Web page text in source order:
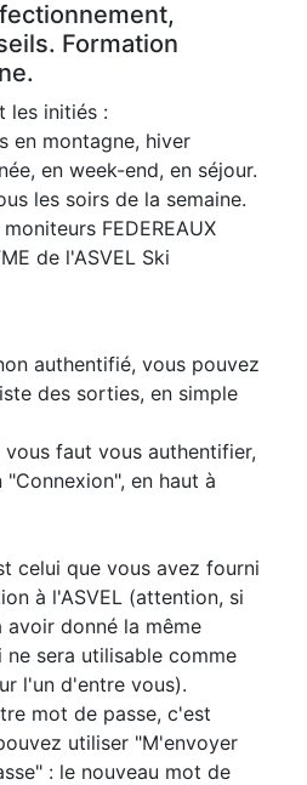
Formation
les initiés :
en montagne, hiver
en week-end, en séjour.
les soirs de la semaine.
FEDEREAUX
de l'ASVEL Ski
authentifié, vous pouvez
des sorties, en simple
faut vous authentifier,
en haut à
celui que vous avez fourni
à l'ASVEL (attention, si
avoir donné la même
sera utilisable comme
l'un d'entre vous).
mot de passe, c'est
utiliser "M'envoyer
: le nouveau mot de